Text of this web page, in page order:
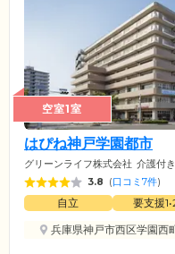
空室1室
はぴね神戸学園都市
グリーンライフ株式会社 介護付
3.8 (口コミ7件)
自立 要支援
兵庫県神戸市西区学園西